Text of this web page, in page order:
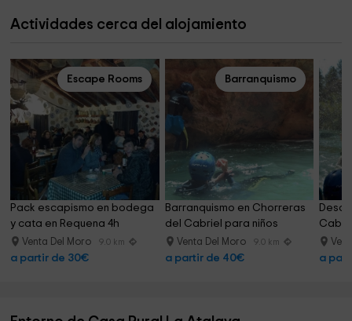
Actividades cerca del alojamiento
Escape Rooms
Pack escapismo en bodega
y cata en Requena 4h
Venta Del Moro 9.0 km
a partir de 30€
Barranquismo
Barranquismo en Chorreras
del Cabriel para niños
Venta Del Moro 9.0 km
a partir de 40€ a